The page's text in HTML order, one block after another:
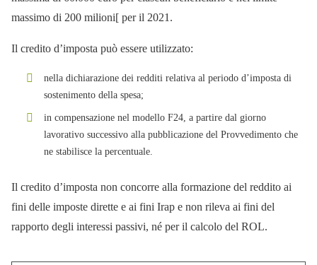
massimo di 200 milioni[ per il 2021.
Il credito d’imposta può essere utilizzato:
nella dichiarazione dei redditi relativa al periodo d’imposta di
sostenimento della spesa;
in compensazione nel modello F24, a partire dal giorno
lavorativo successivo alla pubblicazione del Provvedimento che
ne stabilisce la percentuale.
Il credito d’imposta non concorre alla formazione del reddito ai
fini delle imposte dirette e ai fini Irap e non rileva ai fini del
rapporto degli interessi passivi, né per il calcolo del ROL.